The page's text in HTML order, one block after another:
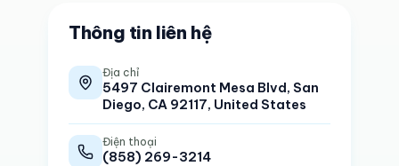
Thông tin liên hệ
Địa chỉ
5497 Clairemont Mesa Blvd, San
Diego, CA 92117, United States
Điện thoại
(858) 269-3214